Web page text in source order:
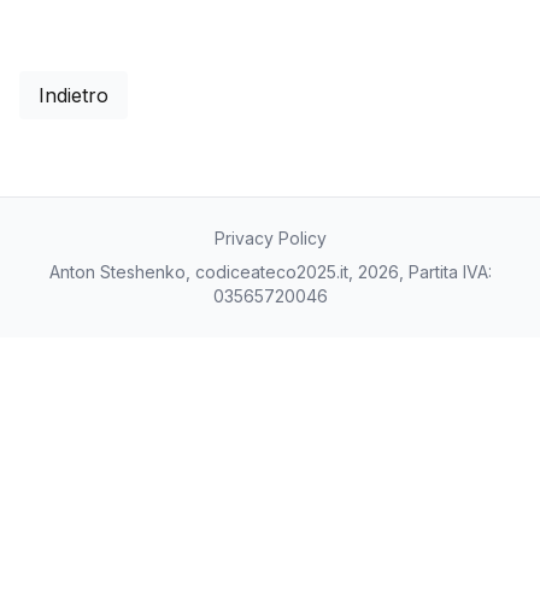
Indietro
Privacy Policy
Anton Steshenko, codiceateco2025.it, 2026, Partita IVA:
03565720046